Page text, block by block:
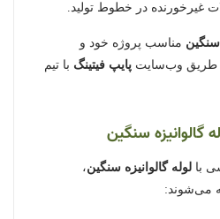
غیرخورنده در خطوط تولید.
سنگین مناسب پروژه خود و
طریق وب‌سایت پایپ فیتینگ با تیم
سنگین
با لوله گالوانیزه سنگین،
می‌شوند: